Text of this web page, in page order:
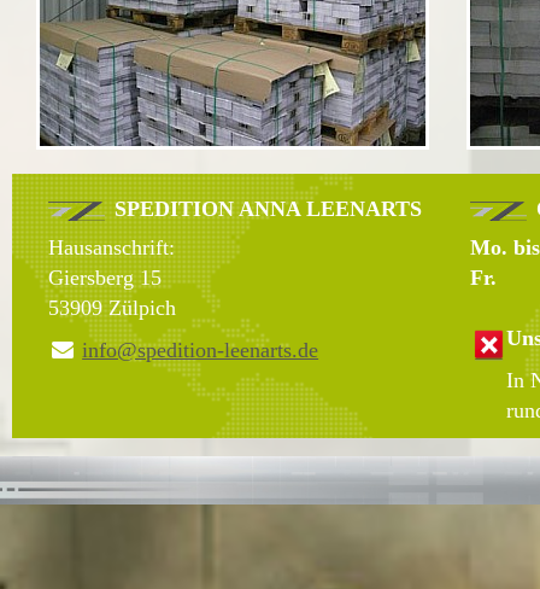
SPEDITION ANNA LEENARTS
Hausanschrift:
Giersberg 15
53909 Zülpich
info@spedition-leenarts.de
Mo.
Fr.
In